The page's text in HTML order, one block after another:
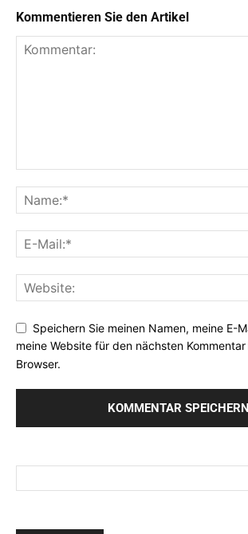
Kommentieren Sie den Artikel
Speichern Sie meinen Namen, meine E-
meine Website für den nächsten
Browser.